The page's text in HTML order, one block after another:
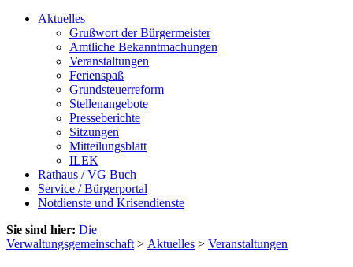
Aktuelles
Grußwort der Bürgermeister
Amtliche Bekanntmachungen
Veranstaltungen
Ferienspaß
Grundsteuerreform
Stellenangebote
Presseberichte
Sitzungen
Mitteilungsblatt
ILEK
Rathaus / VG Buch
Service / Bürgerportal
Notdienste und Krisendienste
Sie sind hier: Die
Verwaltungsgemeinschaft > Aktuelles > Veranstaltungen